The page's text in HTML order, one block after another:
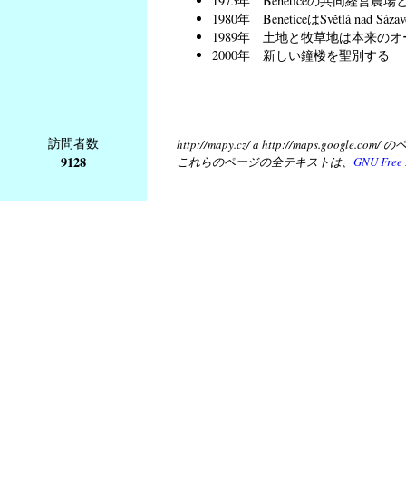
1980年 BeneticeはSvětlá nad
1989年 土地と牧草地は本来の
2000年 新しい鐘楼を聖別する
訪問者数
9128
http://mapy.cz/ a http://maps.google.com/
これらのページの全テキストは、 GNU